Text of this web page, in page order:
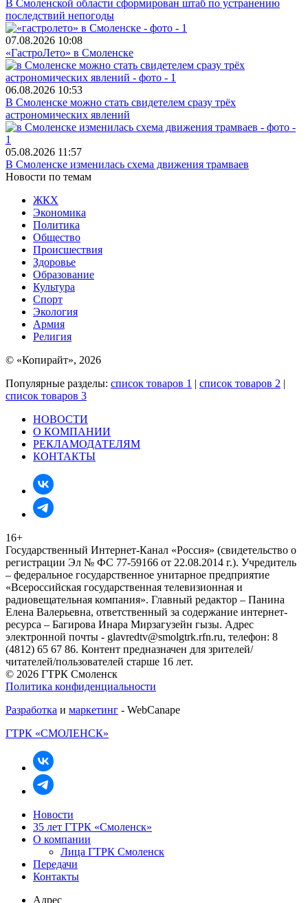
В Смоленской области сформирован штаб по устранению
последствий непогоды
07.08.2026 10:08
«ГастроЛето» в Смоленске
06.08.2026 10:53
В Смоленске можно стать свидетелем сразу трёх
астрономических явлений
05.08.2026 11:57
В Смоленске изменилась схема движения трамваев
Новости по темам
ЖКХ
Экономика
Политика
Общество
Происшествия
Здоровье
Образование
Культура
Спорт
Экология
Армия
Религия
© «Копирайт», 2026
Популярные разделы: список товаров 1 | список товаров 2 |
список товаров 3
НОВОСТИ
О КОМПАНИИ
РЕКЛАМОДАТЕЛЯМ
КОНТАКТЫ
16+
Государственный Интернет-Канал «Россия» (свидетельство о
регистрации Эл № ФС 77-59166 от 22.08.2014 г.). Учредитель
– федеральное государственное унитарное предприятие
«Всероссийская государственная телевизионная и
радиовещательная компания». Главный редактор – Панина
Елена Валерьевна, ответственный за содержание интернет-
ресурса – Багирова Инара Мирзагузейн гызы. Адрес
электронной почты - glavredtv@smolgtrk.rfn.ru, телефон: 8
(4812) 65 67 86. Контент предназначен для зрителей/
читателей/пользователей старше 16 лет.
© 2026 ГТРК Смоленск
Политика конфиденциальности
Разработка и маркетинг - WebCanape
ГТРК «СМОЛЕНСК»
Новости
35 лет ГТРК «Смоленск»
О компании
Лица ГТРК Смоленск
Передачи
Контакты
Адрес